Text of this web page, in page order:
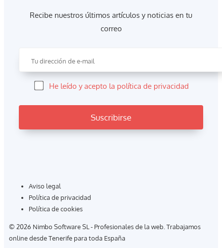
Recibe nuestros últimos artículos y noticias en tu
correo
He leído y acepto la política de privacidad
Aviso legal
Política de privacidad
Política de cookies
© 2026 Nimbo Software SL - Profesionales de la web. Trabajamos
online desde Tenerife para toda España